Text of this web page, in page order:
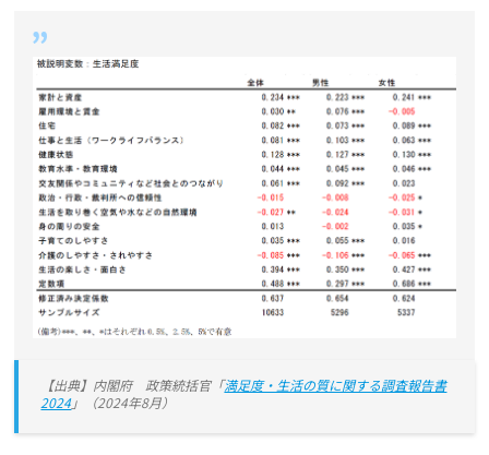
【出典】内閣府 政策統括官「満足度・生活の質に関する調査報告書
2024」（2024年8月）